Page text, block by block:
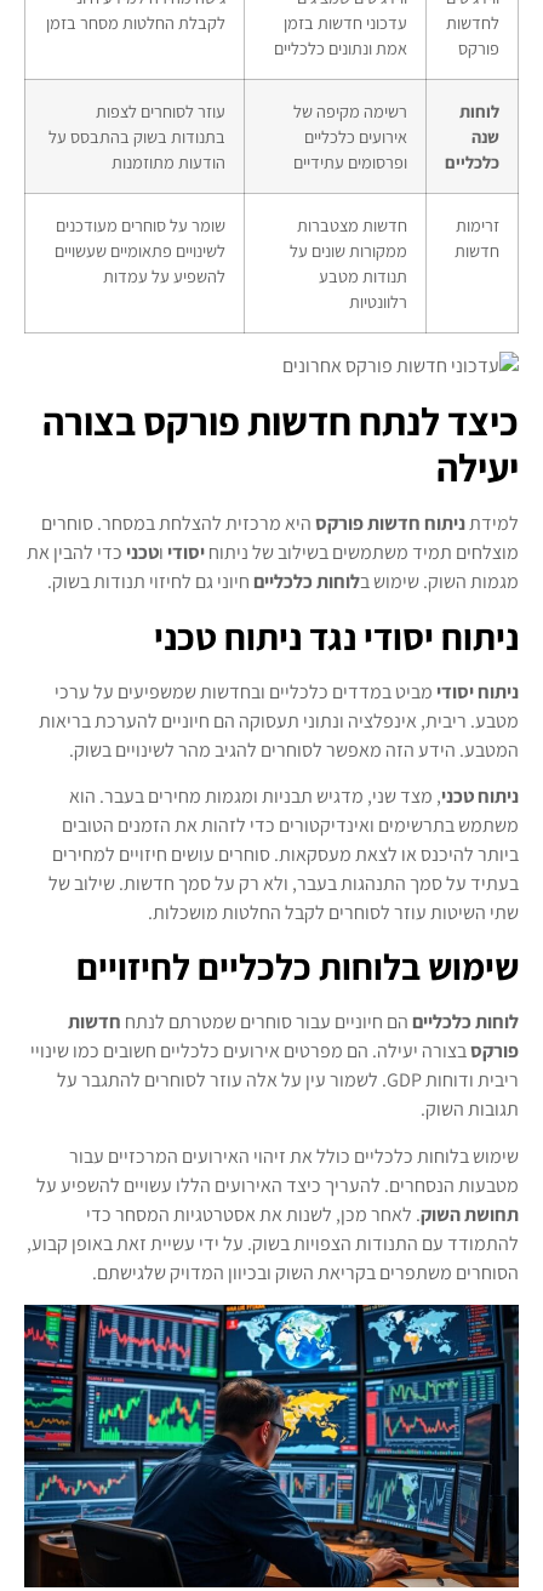
לחדשות
פורקס
עדכוני חדשות בזמן
אמת ונתונים כלכליים
לקבלת החלטות מסחר בזמן
לוחות
שנה
כלכליים
רשימה מקיפה של
אירועים כלכליים
ופרסומים עתידיים
עוזר לסוחרים לצפות
בתנודות בשוק בהתבסס על
הודעות מתוזמנות
זרימות
חדשות
חדשות מצטברות
ממקורות שונים על
תנודות מטבע
רלוונטיות
שומר על סוחרים מעודכנים
לשינויים פתאומיים שעשויים
להשפיע על עמדות
כיצד לנתח חדשות פורקס בצורה
יעילה
למידתניתוח חדשות פורקסהיא מרכזית להצלחת במסחר. סוחרים
מוצלחים תמיד משתמשים בשילוב של ניתוחיסודיוטכניכדי להבין את
מגמות השוק. שימוש בלוחות כלכלייםחיוני גם לחיזוי תנודות בשוק.
ניתוח יסודי נגד ניתוח טכני
ניתוח יסודימביט במדדים כלכליים ובחדשות שמשפיעים על ערכי
מטבע. ריבית, אינפלציה ונתוני תעסוקה הם חיוניים להערכת בריאות
המטבע. הידע הזה מאפשר לסוחרים להגיב מהר לשינויים בשוק.
ניתוח טכני, מצד שני, מדגיש תבניות ומגמות מחירים בעבר. הוא
משתמש בתרשימים ואינדיקטורים כדי לזהות את הזמנים הטובים
ביותר להיכנס או לצאת מעסקאות. סוחרים עושים חיזויים למחירים
בעתיד על סמך התנהגות בעבר, ולא רק על סמך חדשות. שילוב של
שתי השיטות עוזר לסוחרים לקבל החלטות מושכלות.
שימוש בלוחות כלכליים לחיזויים
לוחות כלכלייםהם חיוניים עבור סוחרים שמטרתם לנתח חדשות
פורקסבצורה יעילה. הם מפרטים אירועים כלכליים חשובים כמו שינויי
ריבית ודוחות GDP. לשמור עין על אלה עוזר לסוחרים להתגבר על
תגובות השוק.
שימוש בלוחות כלכליים כולל את זיהוי האירועים המרכזיים עבור
מטבעות הנסחרים. להעריך כיצד האירועים הללו עשויים להשפיע על
תחושת השוק. לאחר מכן, לשנות את אסטרטגיות המסחר כדי
להתמודד עם התנודות הצפויות בשוק. על ידי עשיית זאת באופן קבוע,
הסוחרים משתפרים בקריאת השוק ובכיוון המדויק שלגישתם.